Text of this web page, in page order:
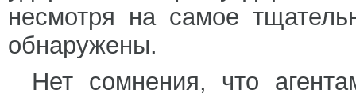
несмотря на самое
обнаружены.
Нет сомнения, что